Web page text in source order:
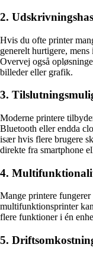
2.
Hvis du ofte printer
generelt hurtigere,
Overvej også
billeder eller grafik.
3.
Moderne printere
Bluetooth eller endda
især hvis flere brugere
direkte fra smartphone
4.
Mange printere
multifunktionsprinter
flere funktioner i én
5.